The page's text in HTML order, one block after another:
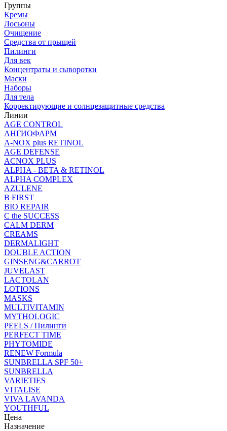
Группы
Кремы
Лосьоны
Очищение
Средства от прыщей
Пилинги
Для век
Концентраты и сыворотки
Маски
Наборы
Для тела
Корректирующие и солнцезащитные средства
Линии
AGE CONTROL
АНГИОФАРМ
A-NOX plus RETINOL
AGE DEFENSE
ACNOX PLUS
ALPHA - BETA & RETINOL
ALPHA COMPLEX
AZULENE
B FIRST
BIO REPAIR
C the SUCCESS
CALM DERM
CREAMS
DERMALIGHT
DOUBLE ACTION
GINSENG&CARROT
JUVELAST
LACTOLAN
LOTIONS
MASKS
MULTIVITAMIN
MYTHOLOGIC
PEELS / Пилинги
PERFECT TIME
PHYTOMIDE
RENEW Formula
SUNBRELLA SPF 50+
SUNBRELLA
VARIETIES
VITALISE
VIVA LAVANDA
YOUTHFUL
Цена
Назначение